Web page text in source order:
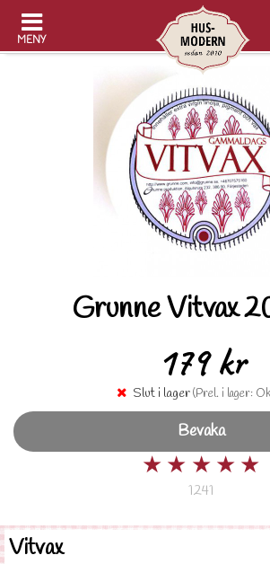
MENY
Grunne Vitvax
179 kr
Slut i lager(Prel. i lager:
Bevaka
★ ★ ★ ★ ★
1241
Vitvax